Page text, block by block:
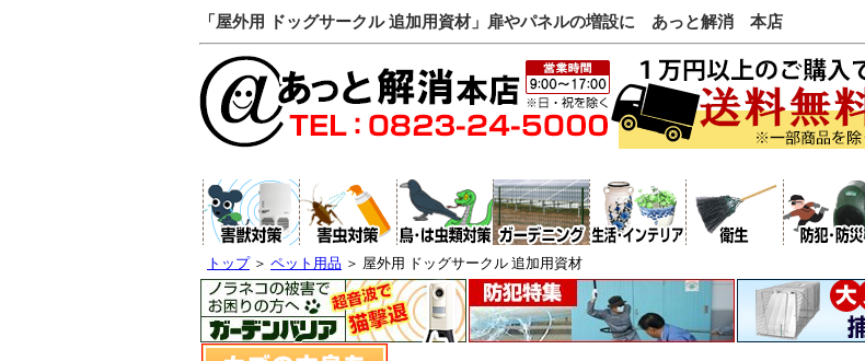
「屋外用 ドッグサークル 追加用資材」扉やパネルの増設に あっと解消 本店
トップ ＞ ペット用品 ＞ 屋外用 ドッグサークル 追加用資材